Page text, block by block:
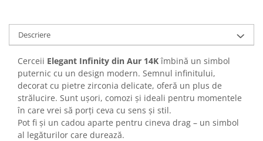
Descriere
Cerceii Elegant Infinity din Aur 14Kîmbină un simbol
puternic cu un design modern. Semnul infinitului,
decorat cu pietre zirconia delicate, oferă un plus de
strălucire. Sunt ușori, comozi și ideali pentru momentele
în care vrei să porți ceva cu sens și stil.
Pot fi și un cadou aparte pentru cineva drag – un simbol
al legăturilor care durează.